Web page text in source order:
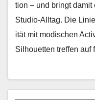
tion – und bringt
Stu­dio-All­t­ag. Die
ität mit modis­chen
Sil­hou­et­ten tre­f­fen